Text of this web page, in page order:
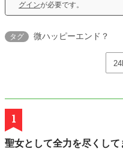
グインが必要です。
タグ 微ハッピーエンド？
1
聖女として全力を尽くし